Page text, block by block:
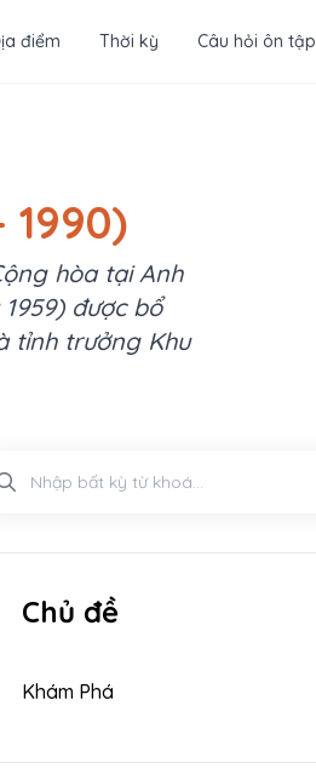
điểm Thời kỳ Câu hỏi ôn tập
1990)
hòa tại Anh
1959) được bổ
tỉnh trưởng Khu
Chủ đề
Khám Phá